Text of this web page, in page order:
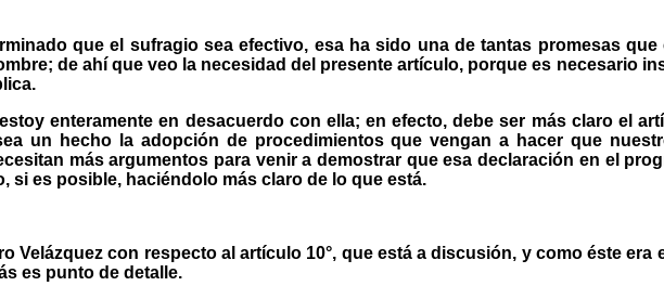
que el sufragio sea efectivo, esa ha sido una de tantas promesas
de ahí que veo la necesidad del presente artículo, porque es necesario
enteramente en desacuerdo con ella; en efecto, debe ser más claro el
un hecho la adopción de procedimientos que vengan a hacer que
más argumentos para venir a demostrar que esa declaración en el
si es posible, haciéndolo más claro de lo que está.
Velázquez con respecto al artículo 10°, que está a discusión, y como éste
es punto de detalle.